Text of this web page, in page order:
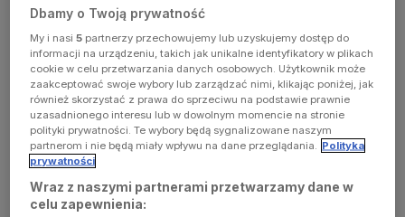
Dziedziniec Katolickiego Uniwersytetu Lubelskiego im. Jana Pawła
Foto:LLEW/[CC BY-SA 4.0]/Wikimedia Commons
Dbamy o Twoją prywatność
My i nasi5 partnerzy przechowujemy lub uzyskujemy dostęp do
informacji na urządzeniu, takich jak unikalne identyfikatory w plikach
cookie w celu przetwarzania danych osobowych. Użytkownik może
zaakceptować swoje wybory lub zarządzać nimi, klikając poniżej, jak
również skorzystać z prawa do sprzeciwu na podstawie prawnie
uzasadnionego interesu lub w dowolnym momencie na stronie
polityki prywatności. Te wybory będą sygnalizowane naszym
partnerom i nie będą miały wpływu na dane przeglądania.
Polityka
prywatności
Wraz z naszymi partnerami przetwarzamy dane w
celu zapewnienia: